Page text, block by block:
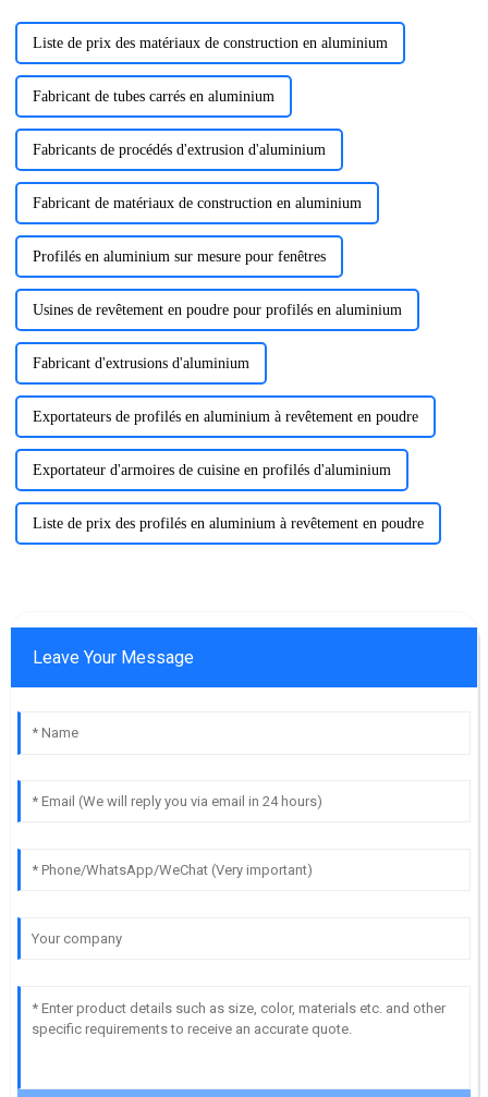
des produits de haute qualité et
adaptés à vos besoins.
Liste de prix des matériaux de construction en aluminium
Fabricant de tubes carrés en aluminium
Fabricants de procédés d'extrusion d'aluminium
Fabricant de matériaux de construction en aluminium
Profilés en aluminium sur mesure pour fenêtres
Usines de revêtement en poudre pour profilés en aluminium
Fabricant d'extrusions d'aluminium
Exportateurs de profilés en aluminium à revêtement en poudre
Exportateur d'armoires de cuisine en profilés d'aluminium
Liste de prix des profilés en aluminium à revêtement en poudre
Leave Your Message